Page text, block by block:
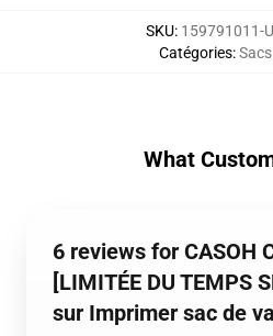
SKU: 159791011-
Catégories:
What
6 reviews for CASOH
[LIMITÉE DU TEMPS
sur Imprimer sac de